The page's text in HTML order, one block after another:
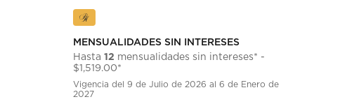
MENSUALIDADES SIN INTERESES
Hasta12 mensualidades sin intereses* -
$1,519.00*
Vigencia del 9 de Julio de 2026 al 6 de Enero de
2027